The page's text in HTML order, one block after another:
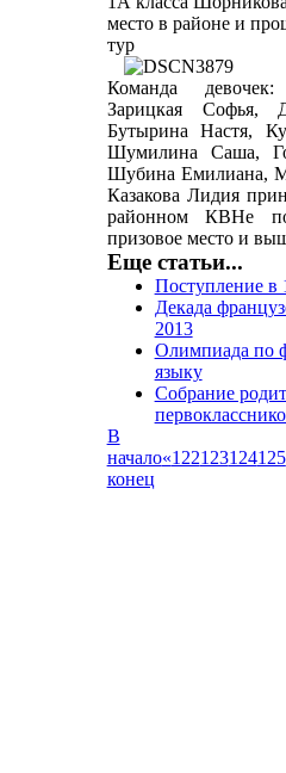
место в районе и
тур
Команда
Зарицкая Софья,
Бутырина Настя,
Шумилина Саша,
Шубина Емилиана,
Казакова Лидия
районном КВНе
призовое место и
Еще статьи...
Поступление в
Декада
2013
Олимпиада по
языку
Собрание
В
начало«122123124125
конец